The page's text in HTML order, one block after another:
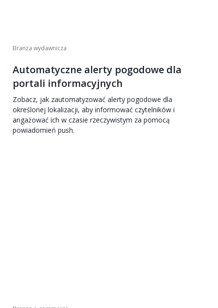
Branża wydawnicza
Automatyczne alerty pogodowe dla
portali informacyjnych
Zobacz, jak zautomatyzować alerty pogodowe dla
określonej lokalizacji, aby informować czytelników i
angażować ich w czasie rzeczywistym za pomocą
powiadomień push.